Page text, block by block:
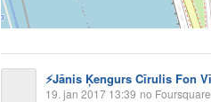
⚡️Jānis Ķengurs Cīrulis Fon
19. jan 2017 13:39 no Foursquare